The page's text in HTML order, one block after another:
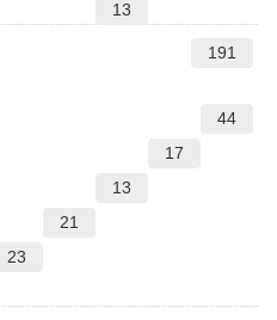
13
191
44
17
13
21
23